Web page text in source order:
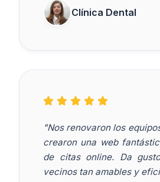
Clínica Dental
"Nos renovaron los
crearon una web
de citas online. Da
vecinos tan amables y